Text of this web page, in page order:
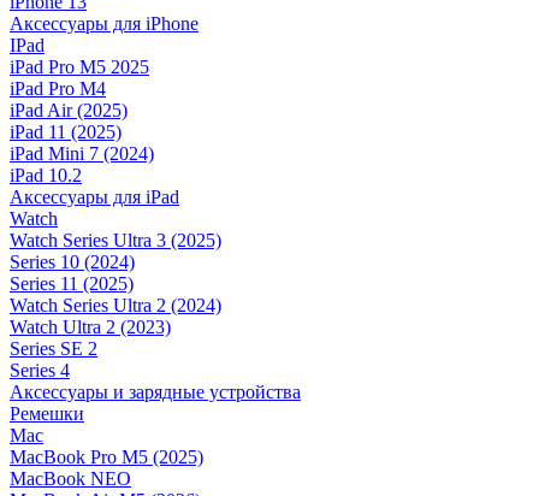
Аксессуары для iPhone
IPad
iPad Pro M5 2025
iPad Pro M4
iPad Air (2025)
iPad 11 (2025)
iPad Mini 7 (2024)
iPad 10.2
Аксессуары для iPad
Watch
Watch Series Ultra 3 (2025)
Series 10 (2024)
Series 11 (2025)
Watch Series Ultra 2 (2024)
Watch Ultra 2 (2023)
Series SE 2
Series 4
Аксессуары и зарядные устройства
Ремешки
Mac
MacBook Pro M5 (2025)
MacBook NEO